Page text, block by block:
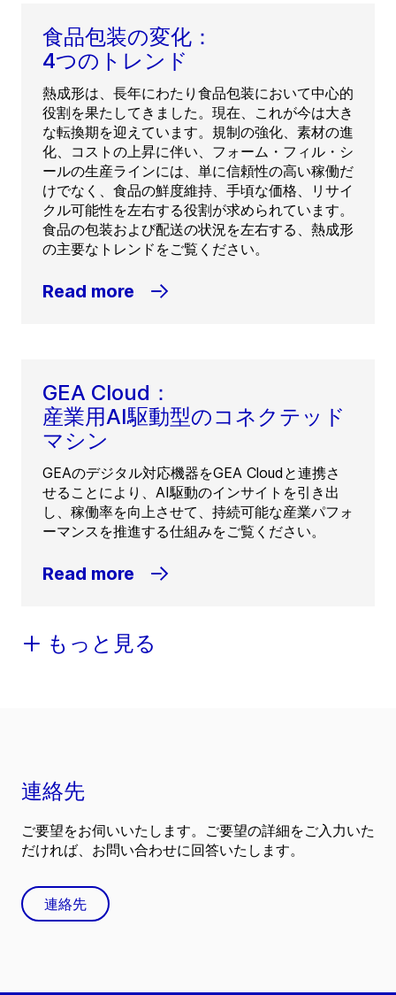
食品包装の変化：
4つのトレンド
熱成形は、長年にわたり食品包装において中心的
役割を果たしてきました。現在、これが今は大き
な転換期を迎えています。規制の強化、素材の進
化、コストの上昇に伴い、フォーム・フィル・シ
ールの生産ラインには、単に信頼性の高い稼働だ
けでなく、食品の鮮度維持、手頃な価格、リサイ
クル可能性を左右する役割が求められています。
食品の包装および配送の状況を左右する、熱成形
の主要なトレンドをご覧ください。
Read more
GEA Cloud：
産業用AI駆動型のコネクテッド
マシン
GEAのデジタル対応機器をGEA Cloudと連携さ
せることにより、AI駆動のインサイトを引き出
し、稼働率を向上させて、持続可能な産業パフォ
ーマンスを推進する仕組みをご覧ください。
Read more
もっと見る
連絡先
ご要望をお伺いいたします。ご要望の詳細をご入力いた
だければ、お問い合わせに回答いたします。
連絡先